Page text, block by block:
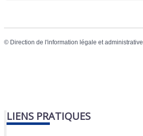
© Direction de l'information légale et administrative
LIENS PRATIQUES